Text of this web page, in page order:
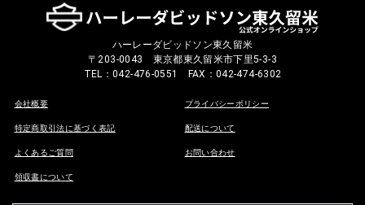
ハーレーダビッドソン東久留米
〒203-0043 東京都東久留米市下里5-3-3
TEL：042-476-0551 FAX：042-474-6302
会社概要 プライバシーポリシー
特定商取引法に基づく表記 配送について
よくあるご質問 お問い合わせ
領収書について